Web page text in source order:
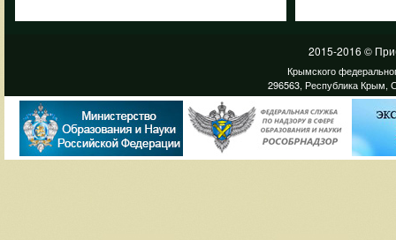
2015-2016 ©
Крымского
296563, Республика Крым,